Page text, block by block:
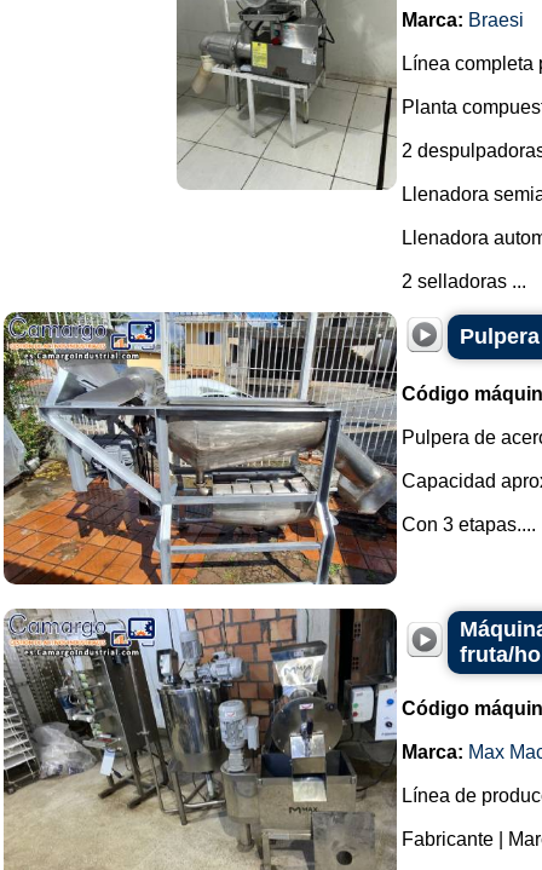
Marca: Braesi
Línea completa
Planta
2
Llenadora
Llenadora
2 selladoras ...
Código
Pulpera de
Capacidad
Con 3 etapas....
fruta/
Código
Marca: Max
Línea de
Fabricante |